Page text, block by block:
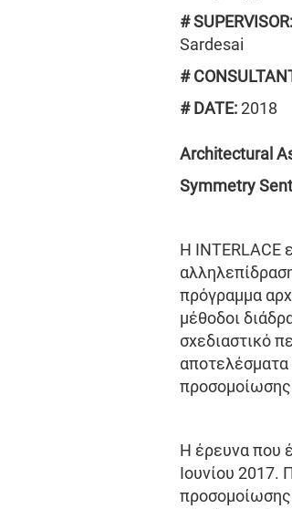
# SUPERVISOR:
Sardesai
#
# DATE: 2018
Architectural
Symmetry
Η INTERLACE
πρόγραμμα
μέθοδοι
σχεδιαστικό
αποτελέσματα
Η έρευνα που
Ιουνίου